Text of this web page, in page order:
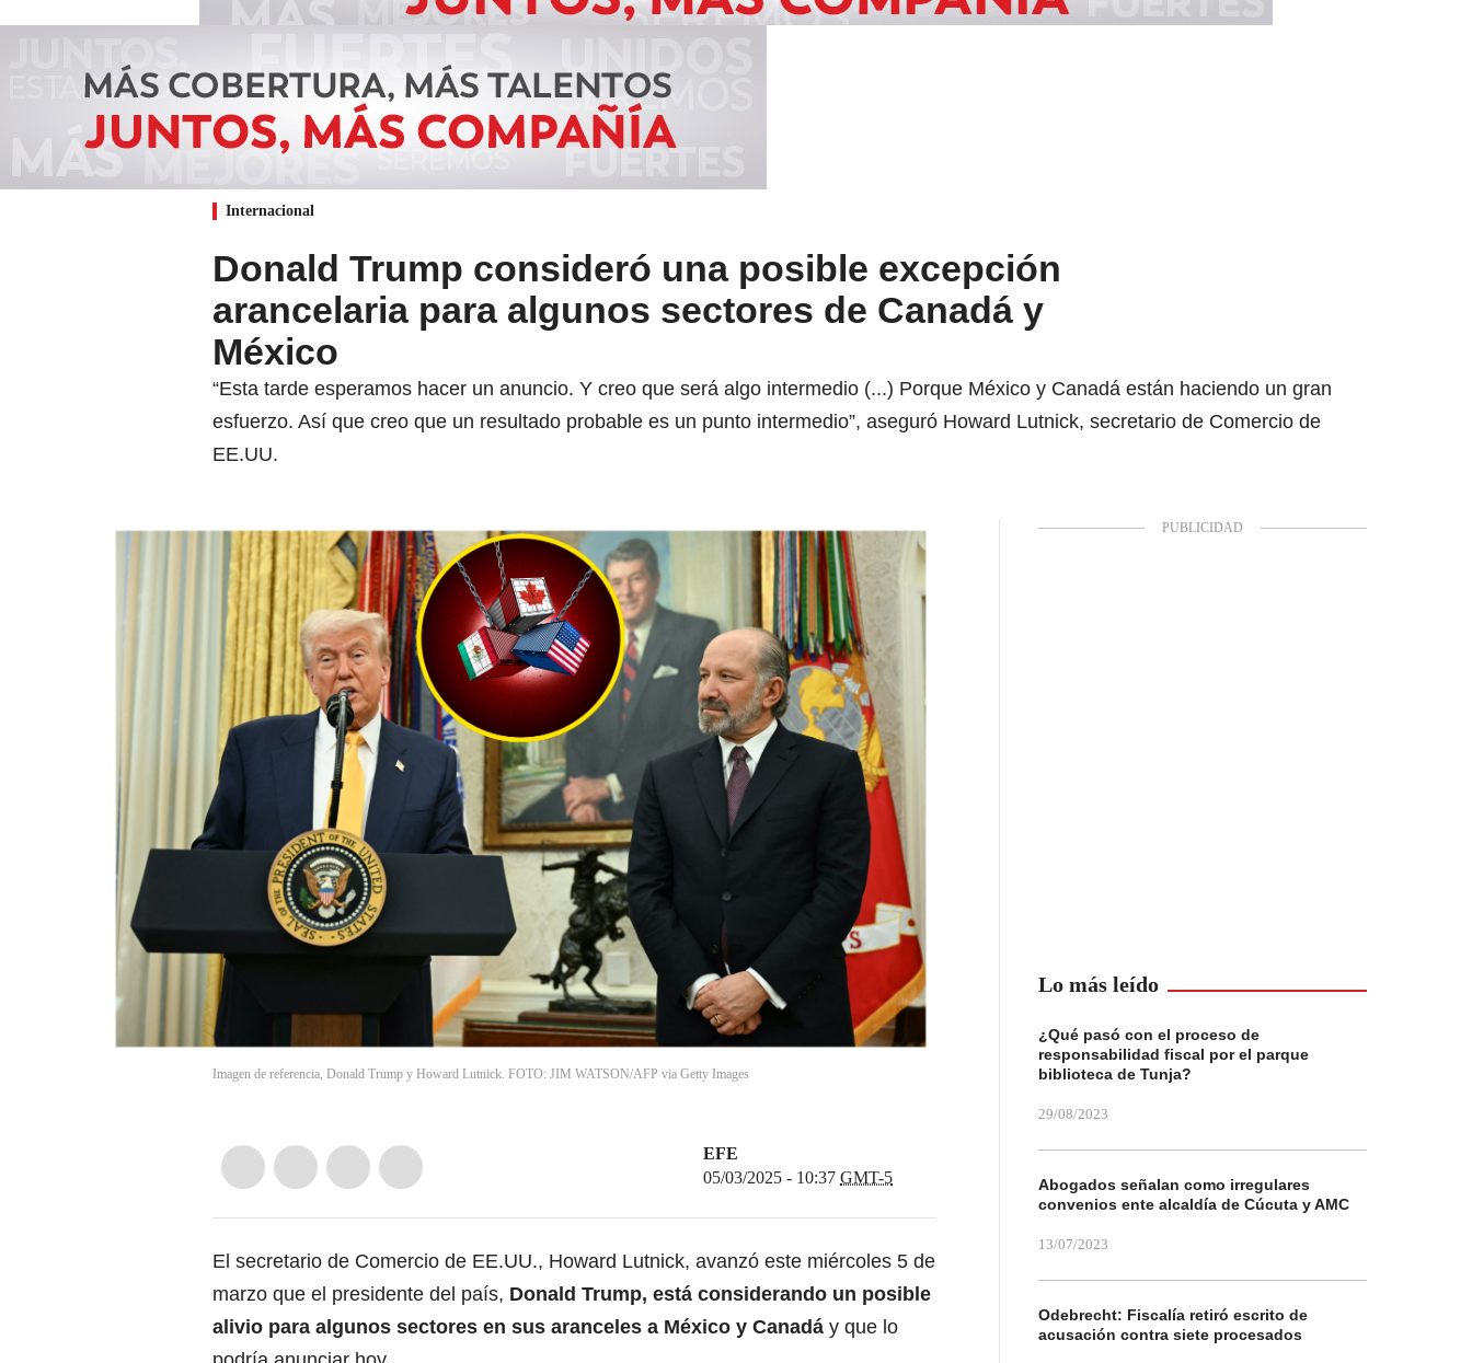
Internacional
Donald Trump consideró una posible excepción
arancelaria para algunos sectores de Canadá y
México
“Esta tarde esperamos hacer un anuncio. Y creo que será algo intermedio (...) Porque México y Canadá están haciendo un gran
esfuerzo. Así que creo que un resultado probable es un punto intermedio”, aseguró Howard Lutnick, secretario de Comercio de
EE.UU.
Imagen de referencia, Donald Trump y Howard Lutnick. FOTO: JIM WATSON/AFP via Getty Images
EFE
05/03/2025 - 10:37 GMT-5
El secretario de Comercio de EE.UU., Howard Lutnick, avanzó este miércoles 5 de
marzo que el presidente del país, Donald Trump, está considerando un posible
alivio para algunos sectores en sus aranceles a México y Canadá y que lo
Lo más leído
¿Qué pasó con el proceso de
responsabilidad fiscal por el parque
biblioteca de Tunja?
29/08/2023
Abogados señalan como irregulares
convenios ente alcaldía de Cúcuta y AMC
13/07/2023
Odebrecht: Fiscalía retiró escrito de
acusación contra siete procesados